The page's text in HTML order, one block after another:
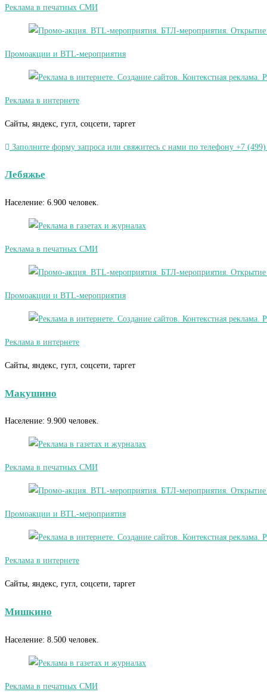
Реклама в печатных СМИ
Промоакции и BTL-мероприятия
Реклама в интернете
Сайты, яндекс, гугл, соцсети, таргет
Заполните форму запроса или свяжитесь с нами по телефону +7
Лебяжье
Население: 6.900 человек.
Реклама в печатных СМИ
Промоакции и BTL-мероприятия
Реклама в интернете
Сайты, яндекс, гугл, соцсети, таргет
Макушино
Население: 9.900 человек.
Реклама в печатных СМИ
Промоакции и BTL-мероприятия
Реклама в интернете
Сайты, яндекс, гугл, соцсети, таргет
Мишкино
Население: 8.500 человек.
Реклама в печатных СМИ